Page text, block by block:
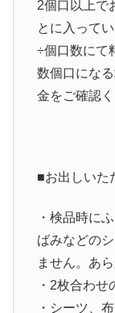
2個口以上で
とに入って
÷個口数にて
数個口にな
金をご確認く
■お出しいた
・検品時に
ばみなどの
ません。あ
・ 2枚合わせ
・ シーツ、